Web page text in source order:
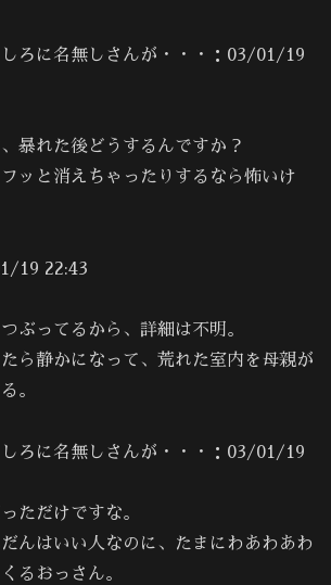
ろに名無しさんが・・・：03/01/19
暴れた後どうするんですか？
ッと消えちゃったりするなら怖いけ
19 22:43
ぶってるから、詳細は不明。
ら静かになって、荒れた室内を母親が
。
ろに名無しさんが・・・：03/01/19
ただけですな。
んはいい人なのに、たまにわあわあわ
るおっさん。